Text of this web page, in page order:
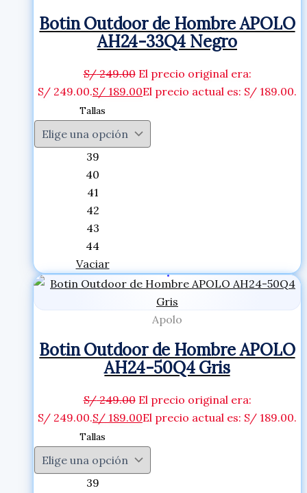
Botin Outdoor de Hombre APOLO
AH24-33Q4 Negro
S/249.00 El precio original era:
S/ 249.00.S/ 189.00El precio actual es: S/ 189.00.
Tallas
39
40
41
42
43
44
Vaciar
Apolo
Botin Outdoor de Hombre APOLO
AH24-50Q4 Gris
S/249.00 El precio original era:
S/ 249.00.S/ 189.00El precio actual es: S/ 189.00.
Tallas
39